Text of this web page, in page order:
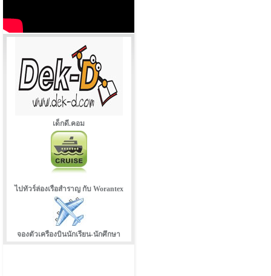
เด็กดี.คอม
ไปทัวร์ล่องเรือสำราญ กับ Worantex
จองตัวเครืองบินนักเรียน-นักศึกษา